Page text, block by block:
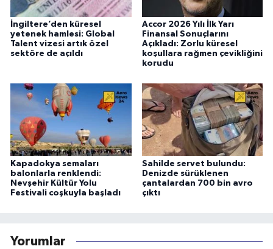
İngiltere’den küresel
yetenek hamlesi: Global
Talent vizesi artık özel
sektöre de açıldı
Accor 2026 Yılı İlk Yarı
Finansal Sonuçlarını
Açıkladı: Zorlu küresel
koşullara rağmen çevikliğini
korudu
Kapadokya semaları
balonlarla renklendi:
Nevşehir Kültür Yolu
Festivali coşkuyla başladı
Sahilde servet bulundu:
Denizde sürüklenen
çantalardan 700 bin avro
çıktı
Yorumlar